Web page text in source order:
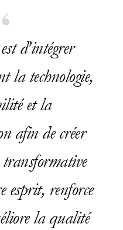
d’intégrer
la technologie,
et la
afin de créer
transformative
renforce
la qualité